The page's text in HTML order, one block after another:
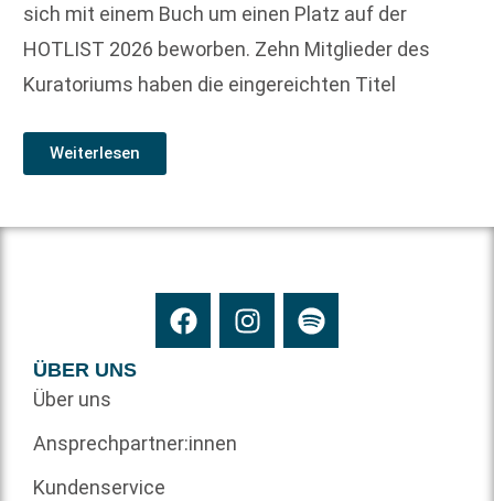
sich mit einem Buch um einen Platz auf der
HOTLIST 2026 beworben. Zehn Mitglieder des
Kuratoriums haben die eingereichten Titel
Weiterlesen
ÜBER UNS
Über uns
Ansprechpartner:innen
Kundenservice